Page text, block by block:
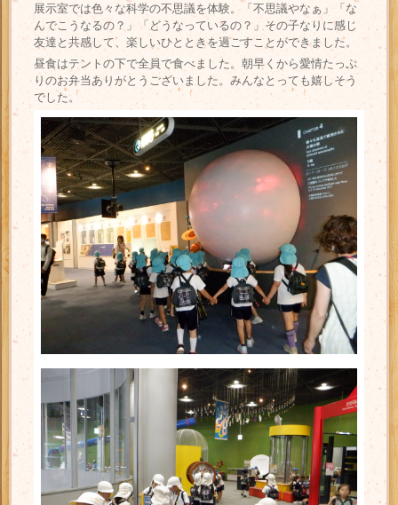
展示室では色々な科学の不思議を体験。「不思議やなぁ」「な
んでこうなるの？」「どうなっているの？」その子なりに感じ
友達と共感して、楽しいひとときを過ごすことができました。
昼食はテントの下で全員で食べました。朝早くから愛情たっぷ
りのお弁当ありがとうございました。みんなとっても嬉しそう
でした。